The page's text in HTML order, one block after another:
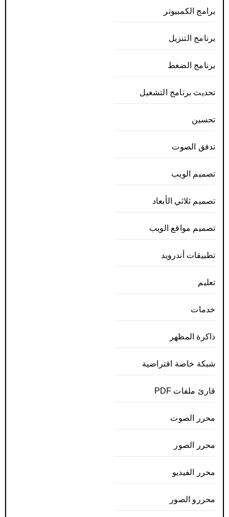
برامج الكمبيوتر
برنامج التنزيل
برنامج الضغط
تحديث برنامج التشغيل
تحسين
تدفق الصوت
تصميم الويب
تصميم ثلاثي الأبعاد
تصميم مواقع الويب
تطبيقات أندرويد
تعليم
خدمات
ذاكرة المظهر
شبكة خاصة افتراضية
قارئ ملفات PDF
محرر الصوت
محرر الصور
محرر الفيديو
محررو الصور